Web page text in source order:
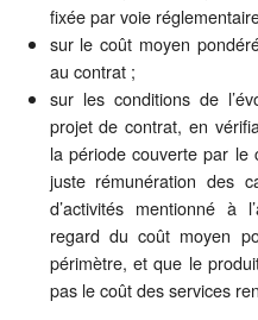
fixée par voie
sur le coût moyen
au contrat ;
sur les conditions de
projet de contrat, en
la période couverte par le
juste rémunération des
d’activités mentionné à
regard du coût moyen
périmètre, et que le
pas le coût des services